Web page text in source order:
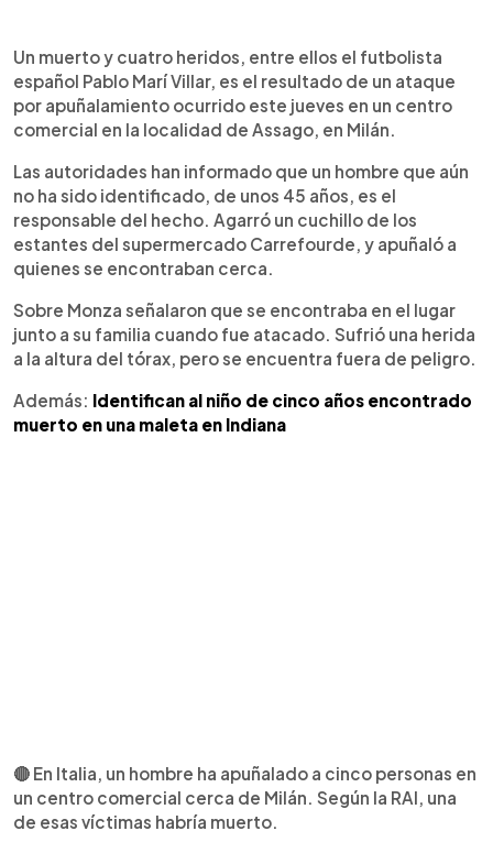
Escuchar artículo
Un muerto y cuatro heridos, entre ellos el futbolista
español Pablo Marí Villar, es el resultado de un ataque
por apuñalamiento ocurrido este jueves en un centro
comercial en la localidad de Assago, en Milán.
Las autoridades han informado que un hombre que aún
no ha sido identificado, de unos 45 años, es el
responsable del hecho. Agarró un cuchillo de los
estantes del supermercado Carrefourde, y apuñaló a
quienes se encontraban cerca.
Sobre Monza señalaron que se encontraba en el lugar
junto a su familia cuando fue atacado. Sufrió una herida
a la altura del tórax, pero se encuentra fuera de peligro.
Además: Identifican al niño de cinco años encontrado
muerto en una maleta en Indiana
🔴 En Italia, un hombre ha apuñalado a cinco personas en
un centro comercial cerca de Milán. Según la RAI, una
de esas víctimas habría muerto.